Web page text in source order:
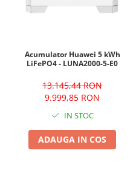
Acumulator Huawei 5 kWh
LiFePO4 - LUNA2000-5-E0
13.145,44 RON
9.999,85 RON
IN STOC
ADAUGA IN COS